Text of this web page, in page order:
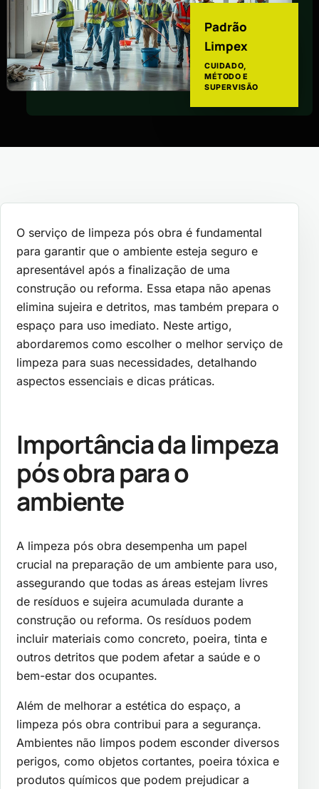
Padrão
Limpex
CUIDADO,
MÉTODO E
SUPERVISÃO
O serviço de limpeza pós obra é fundamental
para garantir que o ambiente esteja seguro e
apresentável após a finalização de uma
construção ou reforma. Essa etapa não apenas
elimina sujeira e detritos, mas também prepara o
espaço para uso imediato. Neste artigo,
abordaremos como escolher o melhor serviço de
limpeza para suas necessidades, detalhando
aspectos essenciais e dicas práticas.
Importância da limpeza
pós obra para o
ambiente
A limpeza pós obra desempenha um papel
crucial na preparação de um ambiente para uso,
assegurando que todas as áreas estejam livres
de resíduos e sujeira acumulada durante a
construção ou reforma. Os resíduos podem
incluir materiais como concreto, poeira, tinta e
outros detritos que podem afetar a saúde e o
bem-estar dos ocupantes.
Além de melhorar a estética do espaço, a
limpeza pós obra contribui para a segurança.
Ambientes não limpos podem esconder diversos
perigos, como objetos cortantes, poeira tóxica e
produtos químicos que podem prejudicar a